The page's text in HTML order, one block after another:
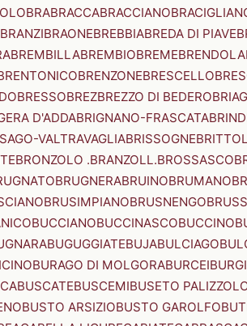
BRABRACCABRACCIANO
BRANZIBRAONEBREBBIABREDA DI PIAVE
BREMBILLABREMBIOBREMEBRENDOLA
BRENZONEBRESCELLO
BRESSOBREZBREZZO DI BEDERO
D'ADDABRIGNANO-FRASCATA
VALTRAVAGLIABRISSOGNE
BRONZOLO .BRANZOLL.BROSSASCO
BRUGNERABRUINOBRUMANO
BRUSIMPIANOBRUSNENGO
BUCCIANOBUCCINASCOBUCCINO
BUGUGGIATEBUJABULCIAGO
BURAGO DI MOLGORABURCEI
BUSCATEBUSCEMIBUSETO
BUSTO ARSIZIOBUSTO GAROLFO